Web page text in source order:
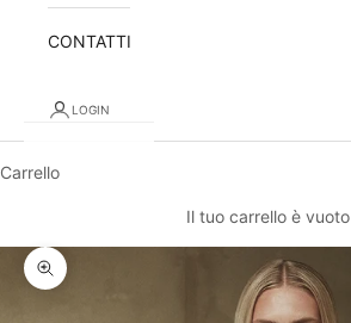
CONTATTI
LOGIN
Carrello
Il tuo carrello è vuoto
Ingrandisci immagine